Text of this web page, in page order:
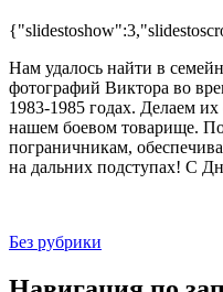
Нам удалось найти в
фотографий Виктора во
1983-1985 годах. Делаем
нашем боевом товарище.
пограничникам,
на дальних подступах! С
Без рубрики